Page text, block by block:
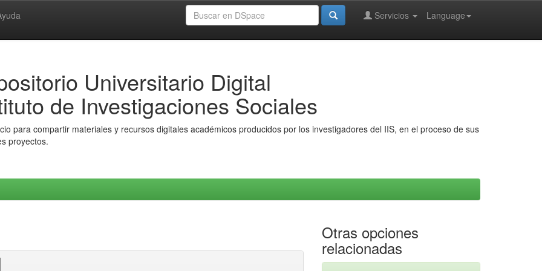
Language
Servicios
Universitario Digital
de Investigaciones Sociales
para compartir materiales y recursos digitales académicos producidos por los investigadores del IIS, en el proceso de sus
proyectos.
Otras opciones
relacionadas